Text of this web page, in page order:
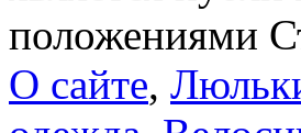
положениями
О сайте,